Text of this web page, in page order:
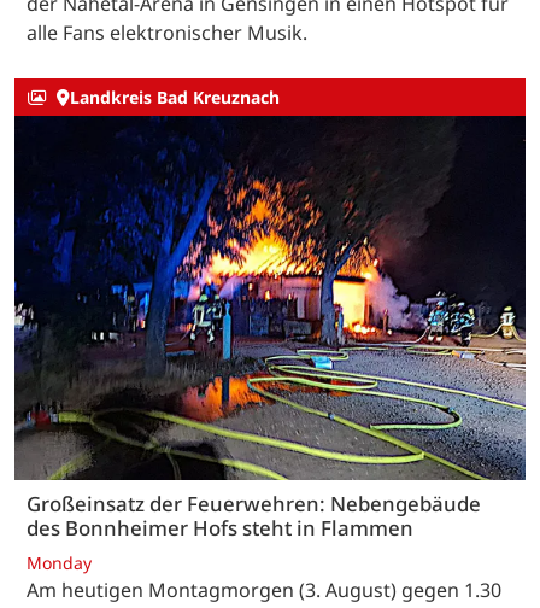
alle Fans elektronischer Musik.
Landkreis Bad Kreuznach
Großeinsatz der Feuerwehren: Nebengebäude
des Bonnheimer Hofs steht in Flammen
Monday
Am heutigen Montagmorgen (3. August) gegen 1.30